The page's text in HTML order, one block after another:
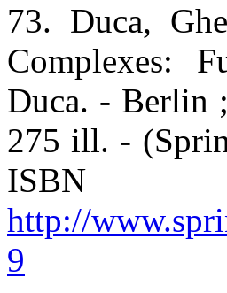
73. Duca,
Complexes:
Duca. - Berlin
275 ill. -
ISBN
http://
9